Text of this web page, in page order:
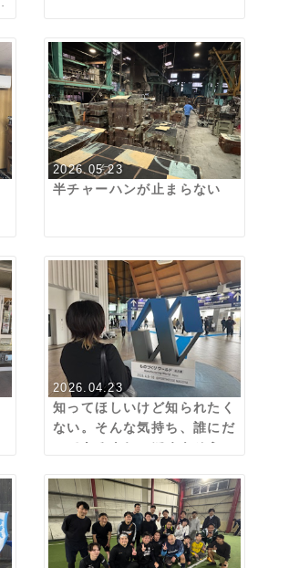
2026.05.23
半チャーハンが止まらない
2026.04.23
知ってほしいけど知られたく
ない。そんな気持ち、誰にだ
ってあるよね。ぼくもそう